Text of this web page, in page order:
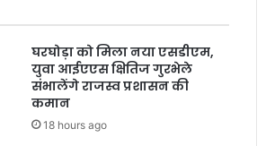
घरघोड़ा को मिला नया एसडीएम,
युवा आईएएस क्षितिज गुरभेले
संभालेंगे राजस्व प्रशासन की
कमान
18 hours ago